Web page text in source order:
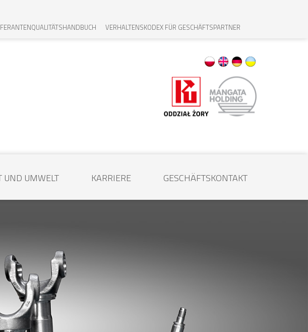
VERHALTENSKODEX FÜR GESCHÄFTSPARTNER
UND UMWELT KARRIERE GESCHÄFTSKONTAKT